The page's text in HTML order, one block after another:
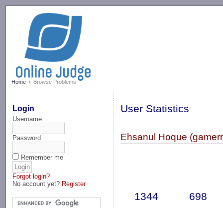
Home Browse Problems
Login
Username
Password
Remember me
Forgot login?
No account yet? Register
User Statistics
Ehsanul Hoque
1344 698